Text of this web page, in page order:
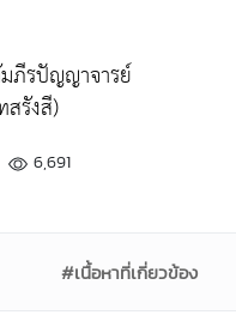
ภีรปัญญาจารย์
สรังสี)
6,691
#เนื้อหาที่เกี่ยวข้อง